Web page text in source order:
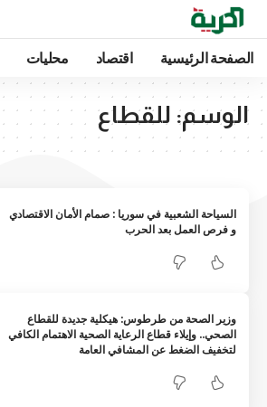
الصفحة الرئيسية اقتصاد محليات
الوسم: للقطاع
السياحة الشعبية في سوريا : صمام الأمان الاقتصادي
و فرص العمل بعد الحرب
وزير الصحة من طرطوس: هيكلية جديدة للقطاع
الصحي.. وإيلاء قطاع الرعاية الصحية الاهتمام الكافي
لتخفيف الضغط عن المشافي العامة